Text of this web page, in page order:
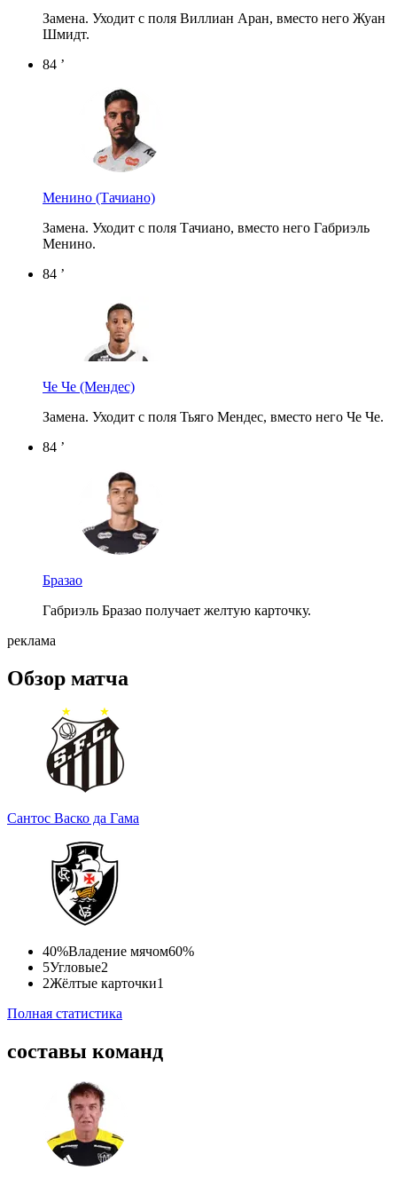
Замена. Уходит с поля Виллиан Аран, вместо него Жуан
Шмидт.
84 ’
Менино (Тачиано)
Замена. Уходит с поля Тачиано, вместо него Габриэль
Менино.
84 ’
Че Че (Мендес)
Замена. Уходит с поля Тьяго Мендес, вместо него Че Че.
84 ’
Бразао
Габриэль Бразао получает желтую карточку.
реклама
Обзор матча
Сантос Васко да Гама
40%Владение мячом60%
5Угловые2
2Жёлтые карточки1
Полная статистика
составы команд